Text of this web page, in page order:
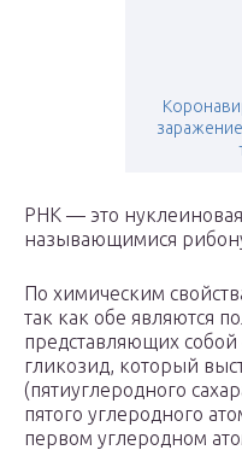
РНК — это
называющимися
По химическим
так как обе являются
представляющих
гликозид, который
(пятиуглеродного
пятого углеродного
первом углеродном